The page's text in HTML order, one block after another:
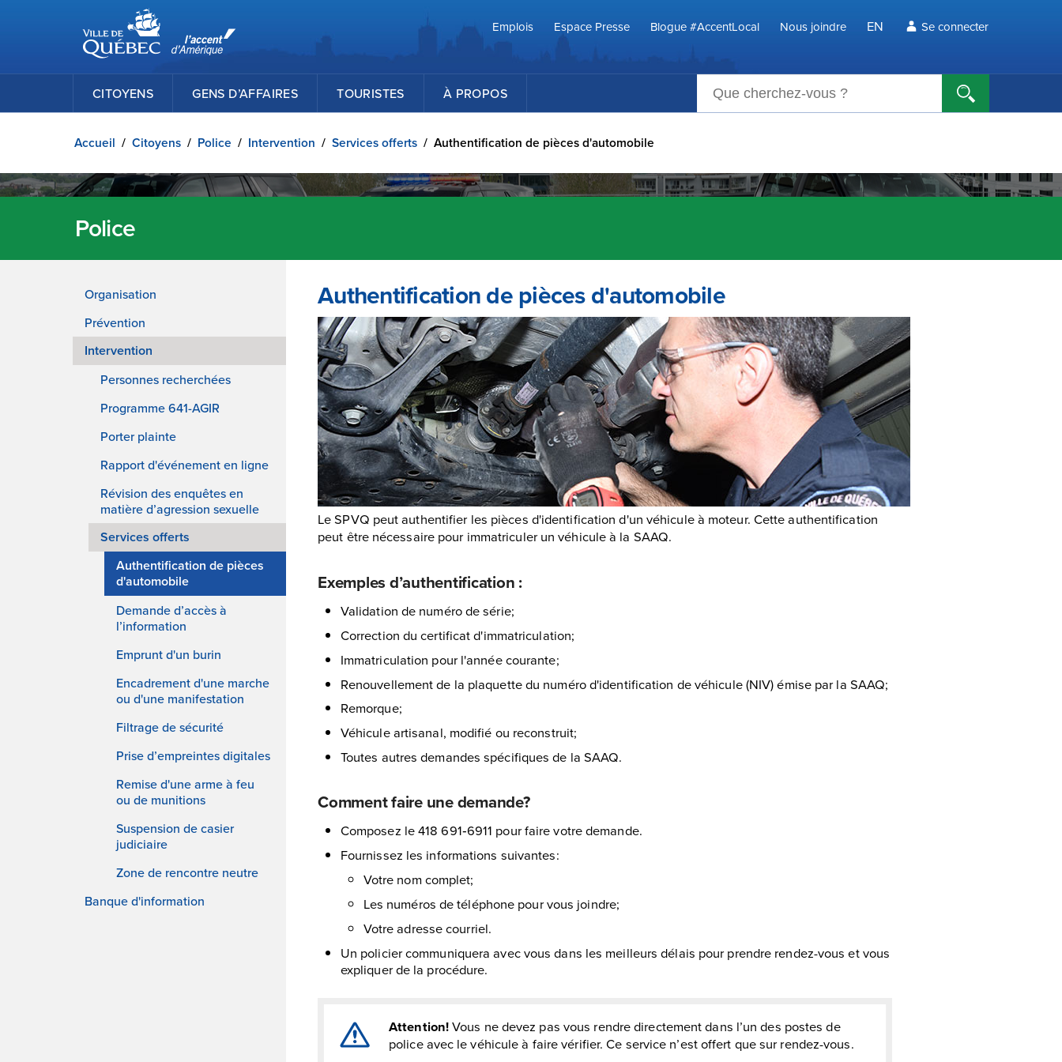
Passer au contenu principal
Ville de Québec
Emplois
Espace Presse Blogue #AccentLocal Nous joindre EN Se connecter
CITOYENS GENS D’AFFAIRES TOURISTES À PROPOS
Accueil / Citoyens / Police / Intervention / Services offerts / Authentification de pièces d'automobile
Police
Organisation
Prévention
Intervention
Personnes recherchées
Programme 641-AGIR
Porter plainte
Rapport d'événement en ligne
Révision des enquêtes en
matière d’agression sexuelle
Services offerts
Authentification de pièces
d'automobile
Demande d’accès à
l’information
Emprunt d'un burin
Encadrement d'une marche
ou d'une manifestation
Filtrage de sécurité
Prise d’empreintes digitales
Remise d'une arme à feu
ou de munitions
Suspension de casier
judiciaire
Zone de rencontre neutre
Banque d'information
Authentification de pièces d'automobile
Le SPVQ peut authentifier les pièces d'identification d'un véhicule à moteur. Cette authentification
peut être nécessaire pour immatriculer un véhicule à la SAAQ.
Exemples d’authentification :
Validation de numéro de série;
Correction du certificat d'immatriculation;
Immatriculation pour l'année courante;
Renouvellement de la plaquette du numéro d'identification de véhicule (NIV) émise par la SAAQ;
Remorque;
Véhicule artisanal, modifié ou reconstruit;
Toutes autres demandes spécifiques de la SAAQ.
Comment faire une demande?
Composez le 418 691‑6911 pour faire votre demande.
Fournissez les informations suivantes:
Votre nom complet;
Les numéros de téléphone pour vous joindre;
Votre adresse courriel.
Un policier communiquera avec vous dans les meilleurs délais pour prendre rendez-vous et vous
expliquer de la procédure.
Attention!Vous ne devez pas vous rendre directement dans l’un des postes de
police avec le véhicule à faire vérifier. Ce service n’est offert que sur rendez-vous.